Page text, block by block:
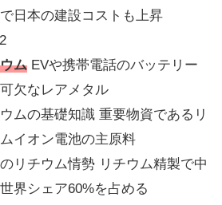
日本の建設コストも上昇
ム EVや携帯電話のバッテリー
欠なレアメタル
ムの基礎知識 重要物資であるリ
イオン電池の主原料
リチウム情勢 リチウム精製で中
界シェア60%を占める